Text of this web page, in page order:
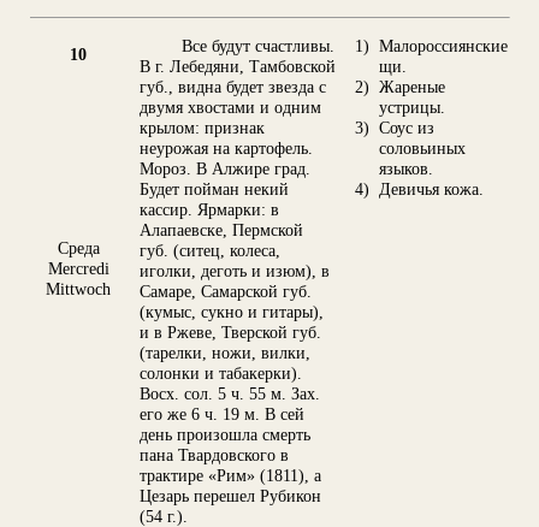
10
Все будут счастливы.
В г. Лебедяни, Тамбовской
губ., видна будет звезда с
двумя хвостами и одним
крылом: признак
неурожая на картофель.
Мороз. В Алжире град.
Будет пойман некий
кассир. Ярмарки: в
Алапаевске, Пермской
губ. (ситец, колеса,
иголки, деготь и изюм), в
Самаре, Самарской губ.
(кумыс, сукно и гитары),
и в Ржеве, Тверской губ.
(тарелки, ножи, вилки,
солонки и табакерки).
Восх. сол. 5 ч. 55 м. Зах.
его же 6 ч. 19 м. В сей
день произошла смерть
пана Твардовского в
трактире «Рим» (1811), а
Цезарь перешел Рубикон
(54 г.).
1) Малороссиянские
щи.
2) Жареные
устрицы.
3) Соус из
соловьиных
языков.
4)
Девичья кожа.
Среда
Mercredi
Mittwoch